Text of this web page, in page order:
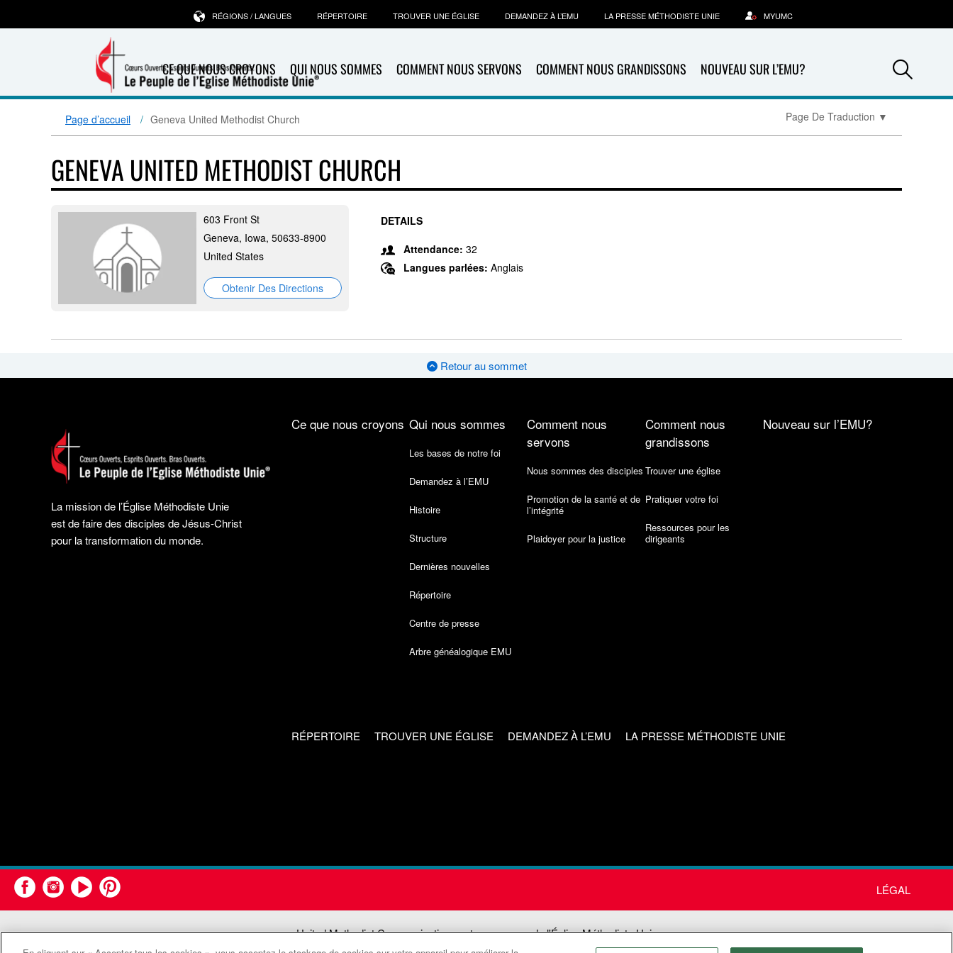
CE QUE NOUS CROYONS QUI NOUS SOMMES COMMENT NOUS SERVONS COMMENT NOUS GRANDISSONS NOUVEAU SUR L’EMU?
RÉGIONS / LANGUES RÉPERTOIRE TROUVER UNE ÉGLISE DEMANDEZ À L’EMU LA PRESSE MÉTHODISTE UNIE MYUMC
Page d’accueil Geneva United Methodist Church Page De Traduction ▼
GENEVA UNITED METHODIST CHURCH
603 Front St
Geneva, Iowa, 50633-8900
United States
Obtenir Des Directions
DETAILS
Attendance: 32
Langues parlées: Anglais
Retour au sommet
La mission de l’Église Méthodiste Unie
est de faire des disciples de Jésus-Christ
pour la transformation du monde.
Ce que nous croyons Qui nous sommes
Les bases de notre foi
Demandez à l’EMU
Histoire
Structure
Dernières nouvelles
Répertoire
Centre de presse
Arbre généalogique EMU
Comment nous
servons
Nous sommes des disciples
Promotion de la santé et de
l’intégrité
Plaidoyer pour la justice
Comment nous
grandissons
Trouver une église
Pratiquer votre foi
Ressources pour les
dirigeants
Nouveau sur l’EMU?
RÉPERTOIRE TROUVER UNE ÉGLISE DEMANDEZ À L’EMU LA PRESSE MÉTHODISTE UNIE
LÉGAL
United Methodist Communications est une agence de l'Église Méthodiste Unie